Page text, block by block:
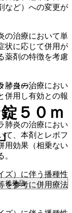
など）への変更が
の治療において単
状に応じて併用が
薬剤の特徴を考慮
肺炎の治療におい
併用し有効との報
肺炎の治療におい
、本剤とレボフ
用効果（相乗ない
ズ）に伴う播種性
を参考に併用療法
イヨー」
５０ｍ
後発品